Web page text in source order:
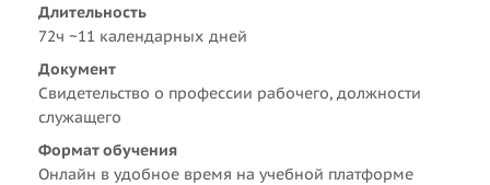
Длительность
72ч ~11 календарных дней
Документ
Свидетельство о профессии рабочего, должности
служащего
Формат обучения
Онлайн в удобное время на учебной платформе